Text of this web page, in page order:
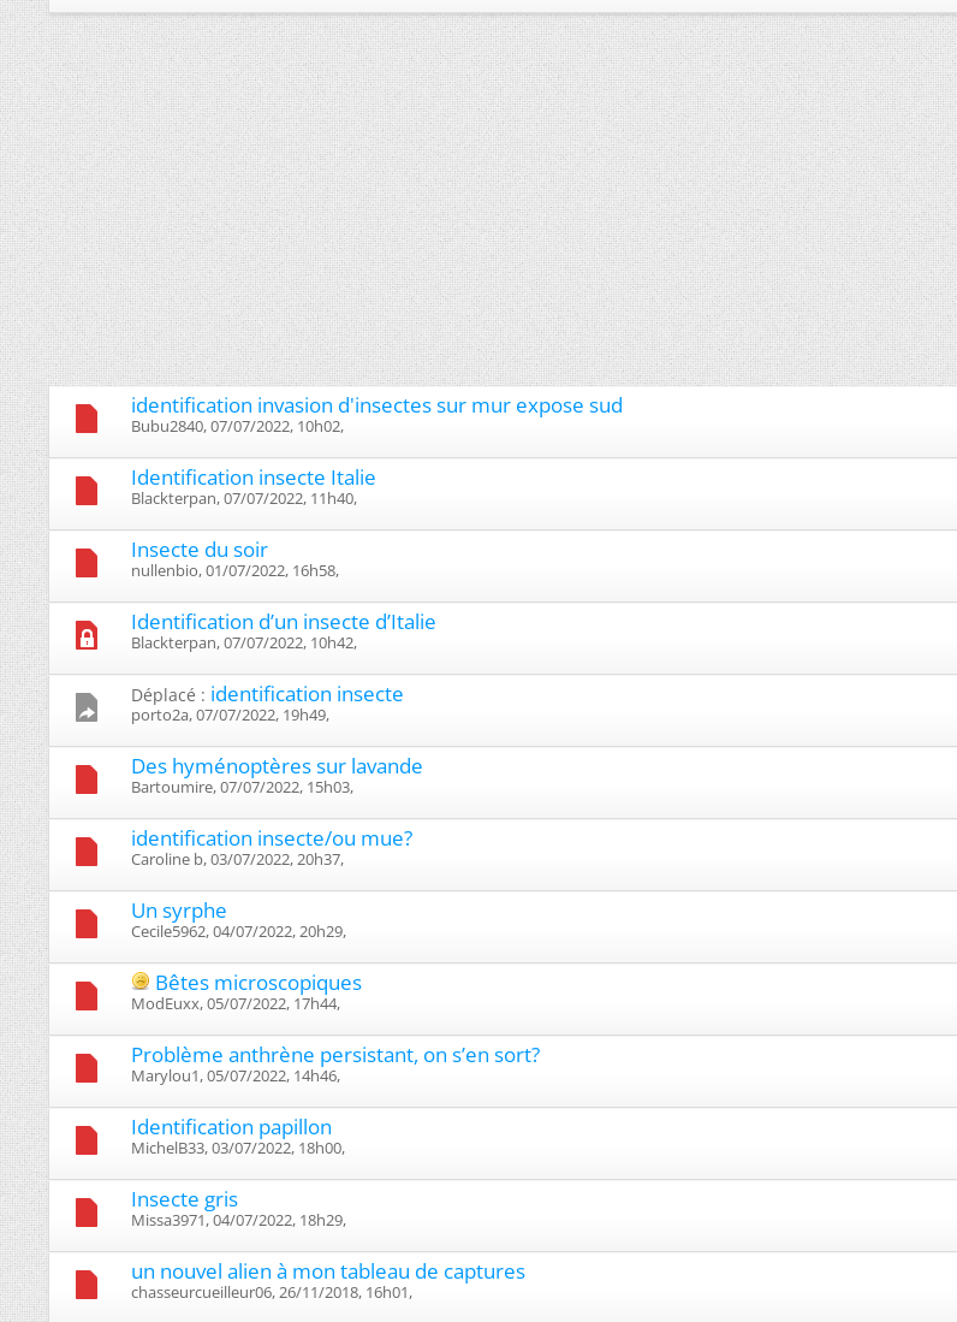
identification invasion d'insectes sur mur expose sud
Bubu2840, 07/07/2022, 10h02, ‎
Identification insecte Italie
Blackterpan, 07/07/2022, 11h40, ‎
Insecte du soir
nullenbio, 01/07/2022, 16h58, ‎
Identification d’un insecte d’Italie
Blackterpan, 07/07/2022, 10h42, ‎
Déplacé : identification insecte
porto2a, 07/07/2022, 19h49, ‎
Des hyménoptères sur lavande
Bartoumire, 07/07/2022, 15h03, ‎
identification insecte/ou mue?
Caroline b, 03/07/2022, 20h37, ‎
Un syrphe
Cecile5962, 04/07/2022, 20h29, ‎
Bêtes microscopiques
ModEuxx, 05/07/2022, 17h44, ‎
Problème anthrène persistant, on s’en sort?
Marylou1, 05/07/2022, 14h46, ‎
Identification papillon
MichelB33, 03/07/2022, 18h00, ‎
Insecte gris
Missa3971, 04/07/2022, 18h29, ‎
un nouvel alien à mon tableau de captures
chasseurcueilleur06, 26/11/2018, 16h01, ‎